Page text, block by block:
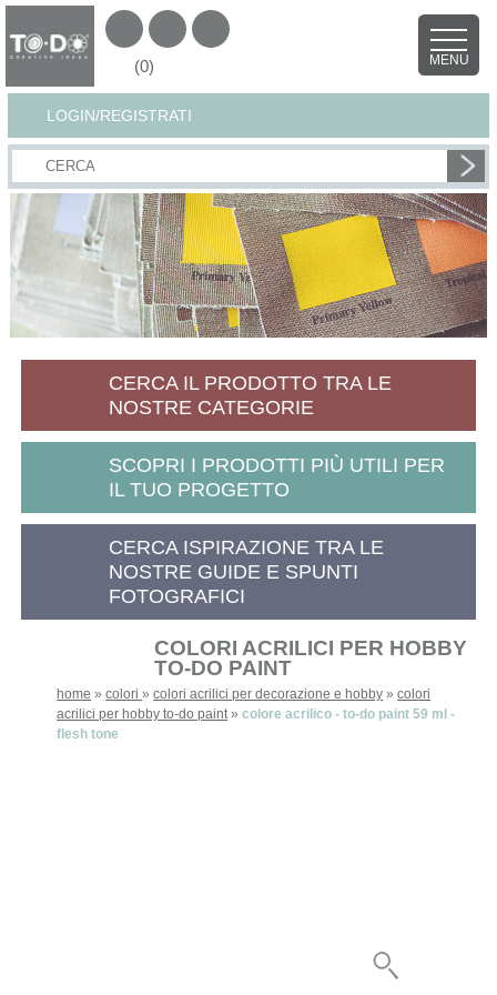
LOGIN/REGISTRATI
(0) MENU
CERCA IL PRODOTTO TRA LE
NOSTRE CATEGORIE
SCOPRI I PRODOTTI PIÙ UTILI PER
IL TUO PROGETTO
CERCA ISPIRAZIONE TRA LE
NOSTRE GUIDE E SPUNTI
FOTOGRAFICI
COLORI ACRILICI PER HOBBY
TO-DO PAINT
home »colori»colori acrilici per decorazione e hobby »colori
acrilici per hobby to-do paint »colore acrilico - to-do paint 59 ml -
flesh tone